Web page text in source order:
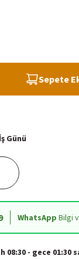
Sepete
Günü
WhatsApp Bilgi
08:30 - gece 01:30